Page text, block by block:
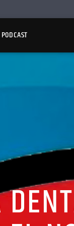
PODCAST